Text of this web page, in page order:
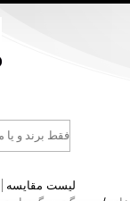
جست
و
لیست مقایسه